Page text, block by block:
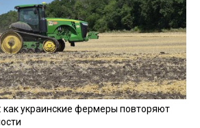
как украинские фермеры повторяют